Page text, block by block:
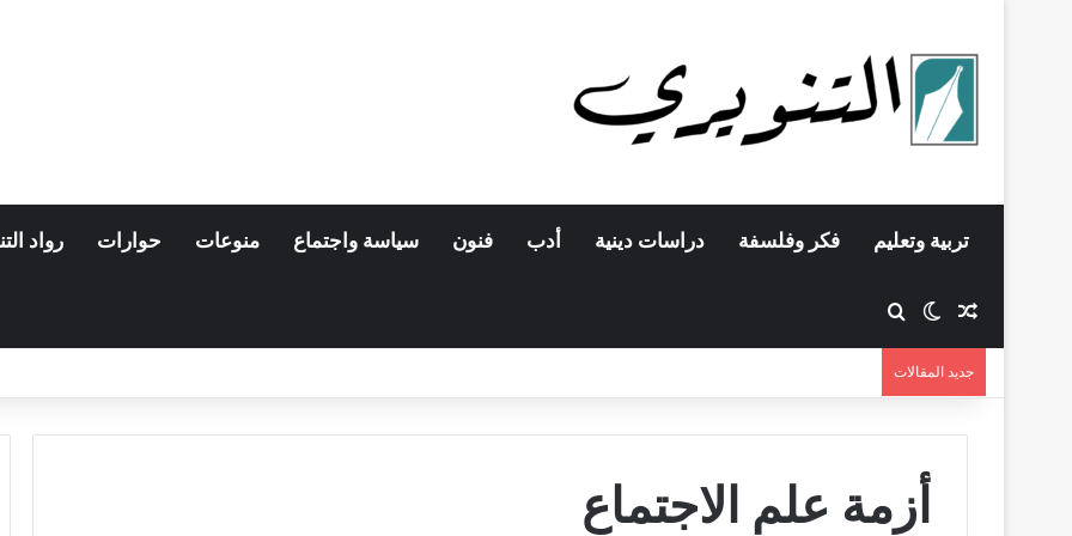
تربية وتعليم فكر وفلسفة دراسات دينية أدب فنون سياسة واجتماع منوعات حوارات رواد
مقال عشوائي
الوضع المظلم
جديد المقالات
أزمة علم الاجتماع